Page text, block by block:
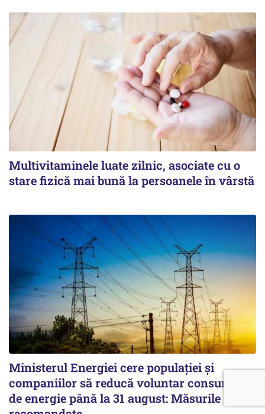
Multivitaminele luate zilnic, asociate cu o
stare fizică mai bună la persoanele în vârstă
Ministerul Energiei cere populației și
companiilor să reducă voluntar consumul
de energie până la 31 august: Măsurile